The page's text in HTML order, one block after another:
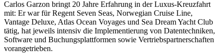
Carlos Garzon bringt 20 Jahre Erfahrung in der Luxus-Kreuzfahrt
mit: Er war für Regent Seven Seas, Norwegian Cruise Line,
Vantage Deluxe, Atlas Ocean Voyages und Sea Dream Yacht Club
tätig, hat jeweils intensiv die Implementierung von Datentechniken,
Software und Buchungsplattformen sowie Vertriebspartnerschaften
vorangetrieben.